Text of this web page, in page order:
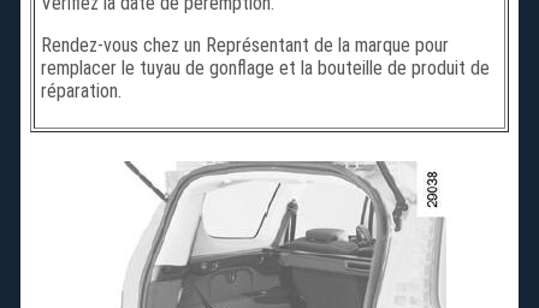
Rendez-vous chez un Représentant de la marque pour
remplacer le tuyau de gonflage et la bouteille de produit de
réparation.